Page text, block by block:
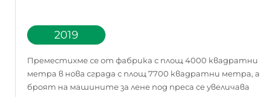
2019
Преместихме се от фабрика с площ 4000 квадратни
метра в нова сграда с площ 7700 квадратни метра, а
броят на машините за лене под преса се увеличава